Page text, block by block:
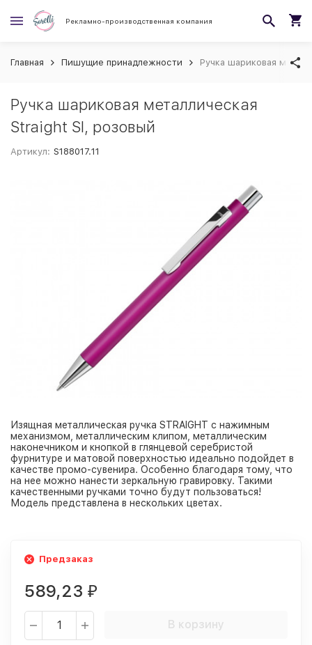
Рекламно-производственная компания
Главная Пишущие принадлежности Ручка шариковая
Ручка шариковая металлическая
Straight SI, розовый
Артикул: S188017.11
Изящная металлическая ручка STRAIGHT с нажимным
механизмом, металлическим клипом, металлическим
наконечником и кнопкой в глянцевой серебристой
фурнитуре и матовой поверхностью идеально подойдет в
качестве промо-сувенира. Особенно благодаря тому, что
на нее можно нанести зеркальную гравировку. Такими
качественными ручками точно будут пользоваться!
Модель представлена в нескольких цветах.
Предзаказ
589,23 ₽
В корзину